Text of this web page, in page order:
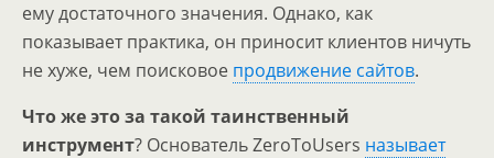
ему достаточного значения. Однако, как
показывает практика, он приносит клиентов ничуть
не хуже, чем поисковое продвижение сайтов.
Что же это за такой таинственный
инструмент? Основатель ZeroToUsers называет